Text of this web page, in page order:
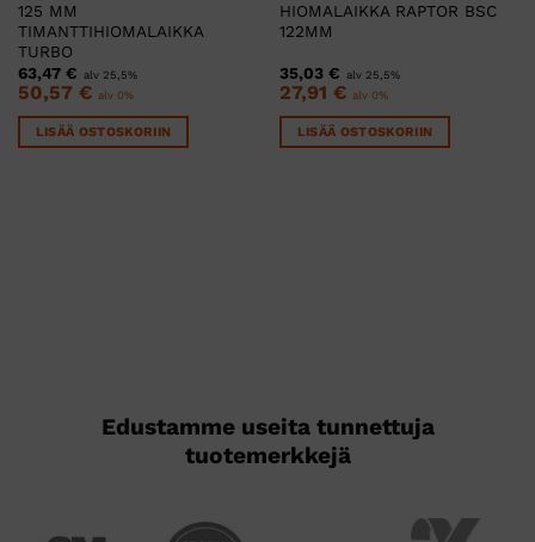
125 MM
TIMANTTIHIOMALAIKKA
TURBO
63,47 € alv 25,5%
50,57 € alv 0%
LISÄÄ OSTOSKORIIN
HIOMALAIKKA RAPTOR BSC
122MM
35,03 € alv 25,5%
27,91 € alv 0%
LISÄÄ OSTOSKORIIN
Edustamme useita tunnettuja
tuotemerkkejä